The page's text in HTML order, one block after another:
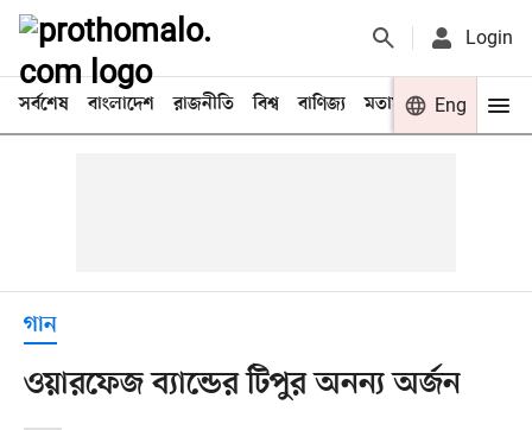
Login
সর্বশেষ বাংলাদেশ রাজনীতি বিশ্ব বাণিজ্য মতামত খেলা
Eng
গান
ওয়ারফেজ ব্যান্ডের টিপুর অনন্য অর্জন